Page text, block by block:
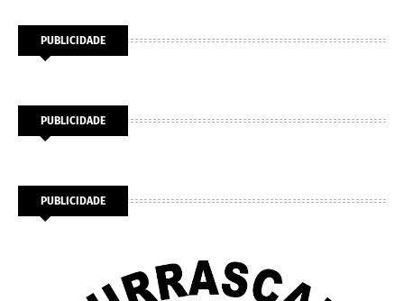
PUBLICIDADE
PUBLICIDADE
PUBLICIDADE